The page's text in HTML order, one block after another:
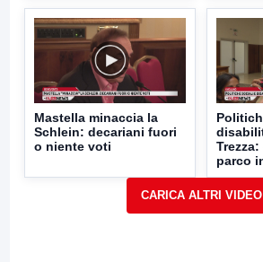
Mastella minaccia la
Schlein: decariani fuori
o niente voti
parco